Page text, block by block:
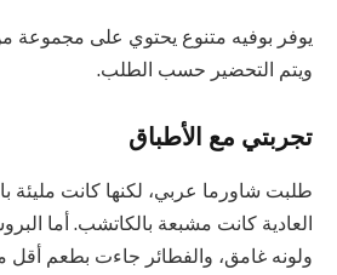
يوفر بوفيه متنوع يحتوي على مجموعة
ويتم التحضير حسب الطلب.
تجربتي مع الأطباق
طلبت شاورما عربي، لكنها كانت مليئة
العادية كانت مشبعة بالكاتشب. أما
ولونه غامق، والفطائر جاءت بطعم أقل